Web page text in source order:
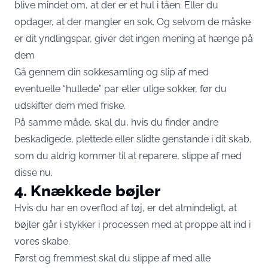
blive mindet om, at der er et hul i tåen. Eller du
opdager, at der mangler en sok. Og selvom de måske
er dit yndlingspar, giver det ingen mening at hænge på
dem
Gå gennem din sokkesamling og slip af med
eventuelle “hullede” par eller ulige sokker, før du
udskifter dem med friske.
På samme måde, skal du, hvis du finder andre
beskadigede, plettede eller slidte genstande i dit skab,
som du aldrig kommer til at reparere, slippe af med
disse nu.
4. Knækkede bøjler
Hvis du har en overflod af tøj, er det almindeligt, at
bøjler går i stykker i processen med at proppe alt ind i
vores skabe.
Først og fremmest skal du slippe af med alle